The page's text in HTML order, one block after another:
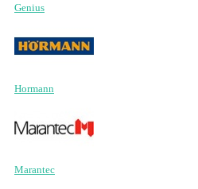
Genius
Hormann
Marantec